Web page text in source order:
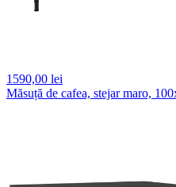
1590,00 lei
Măsuță de cafea, stejar maro,